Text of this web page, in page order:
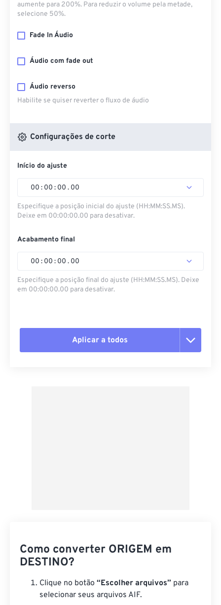
aumente para 200%. Para reduzir o volume pela metade,
selecione 50%.
Fade In Áudio
Áudio com fade out
Áudio reverso
Habilite se quiser reverter o fluxo de áudio
Configurações de corte
Início do ajuste
00 : 00 : 00 . 00
Especifique a posição inicial do ajuste (HH:MM:SS.MS).
Deixe em 00:00:00.00 para desativar.
Acabamento final
00 : 00 : 00 . 00
Especifique a posição final do ajuste (HH:MM:SS.MS). Deixe
em 00:00:00.00 para desativar.
Aplicar a todos
Como converter ORIGEM em
DESTINO?
Clique no botão “Escolher arquivos” para
selecionar seus arquivos AIF.